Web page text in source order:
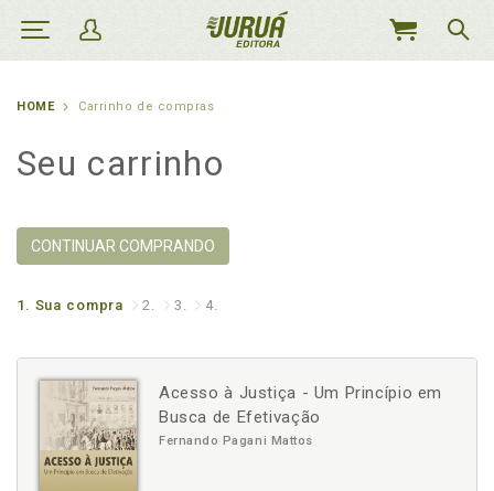
MEU
HOME Carrinho de compras
Seu carrinho
CONTINUAR COMPRANDO
1. Sua compra 2. 3. 4.
Acesso à Justiça - Um Princípio em
Busca de Efetivação
Fernando Pagani Mattos